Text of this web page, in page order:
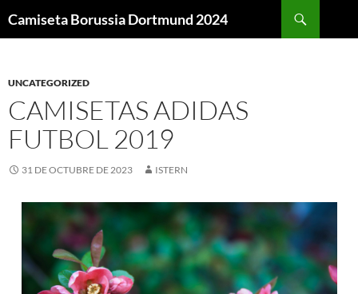
Camiseta Borussia Dortmund 2024
UNCATEGORIZED
CAMISETAS ADIDAS
FUTBOL 2019
31 DE OCTUBRE DE 2023 ISTERN